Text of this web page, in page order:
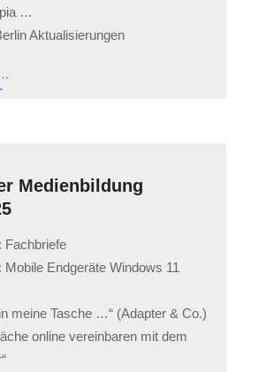
…
Aktualisierungen
Medienbildung
Fachbriefe
Mobile Endgeräte Windows 11
meine Tasche …“ (Adapter & Co.)
online vereinbaren mit dem